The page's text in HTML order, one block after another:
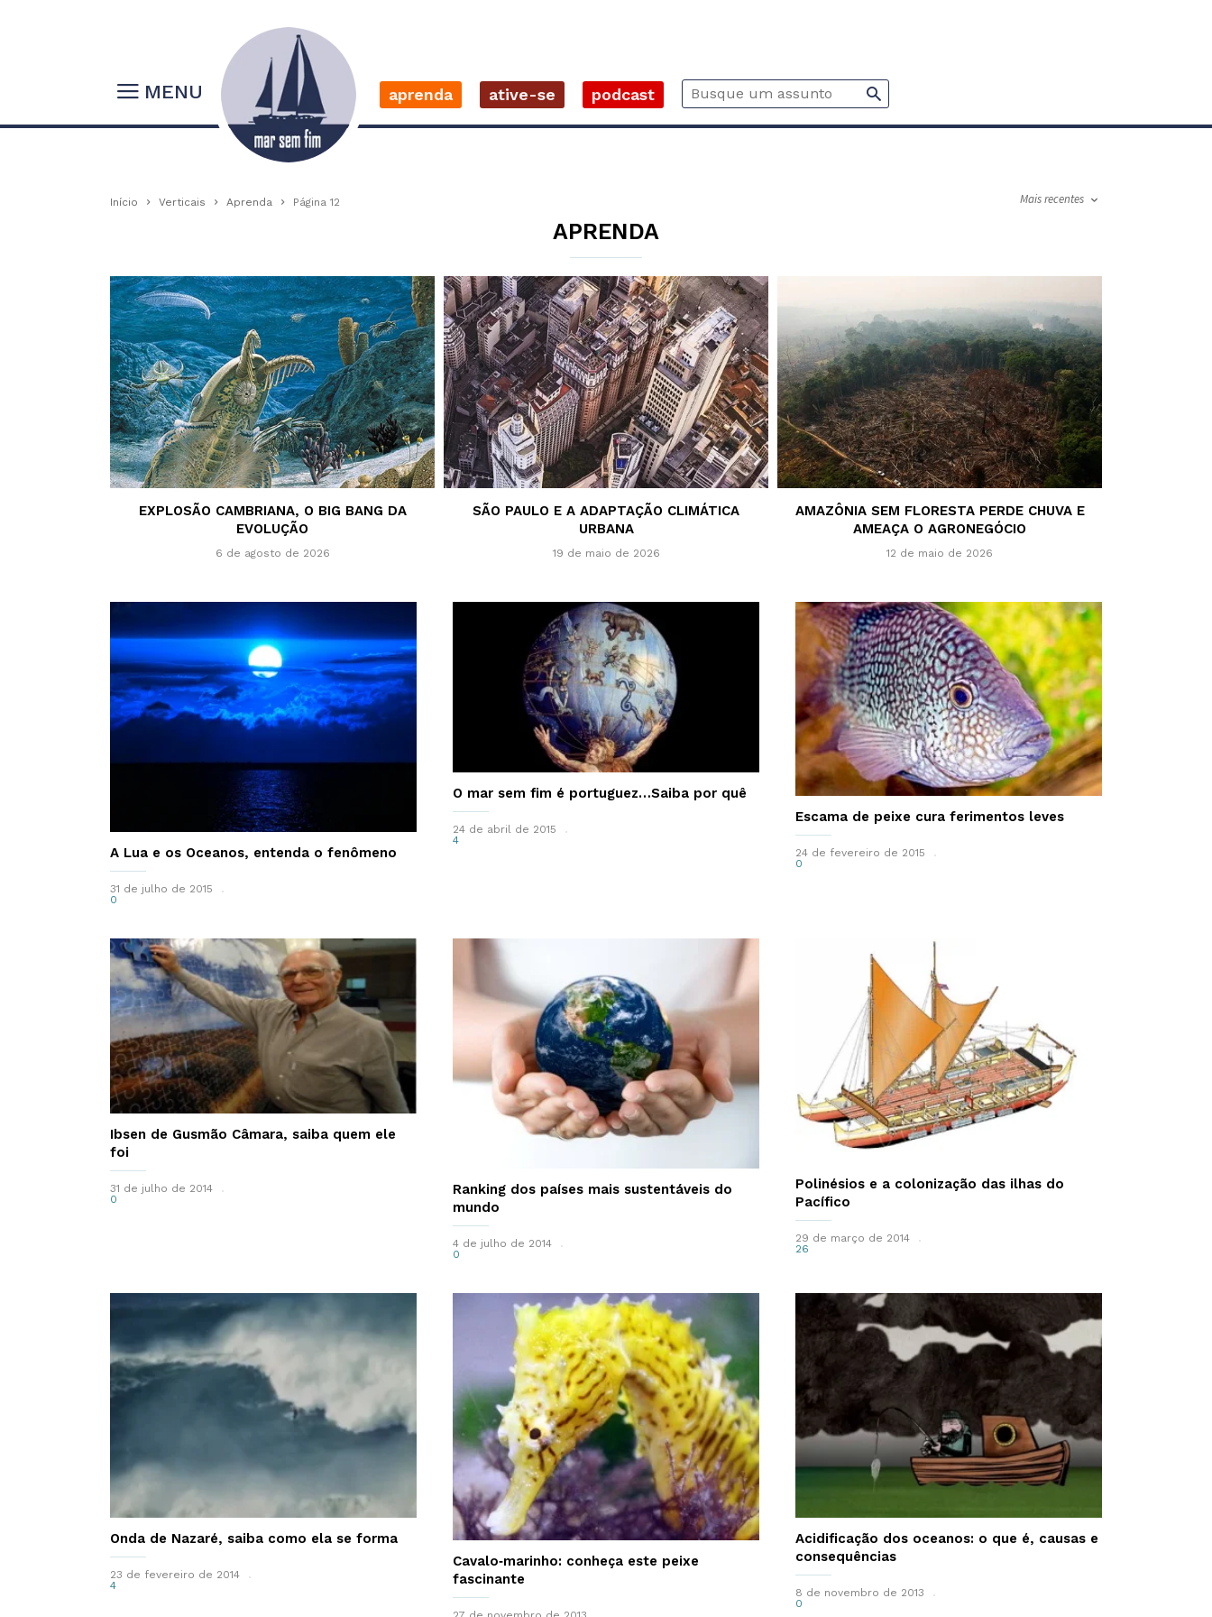
MENU aprenda ative-se podcast
Início Verticais Aprenda Página 12 Mais recentes
APRENDA
EXPLOSÃO CAMBRIANA, O BIG BANG DA
EVOLUÇÃO
6 de agosto de 2026
SÃO PAULO E A ADAPTAÇÃO CLIMÁTICA
URBANA
19 de maio de 2026
AMAZÔNIA SEM FLORESTA PERDE CHUVA E
AMEAÇA O AGRONEGÓCIO
12 de maio de 2026
A Lua e os Oceanos, entenda o fenômeno
31 de julho de 2015
0
O mar sem fim é portuguez…Saiba por quê
24 de abril de 2015
4
Escama de peixe cura ferimentos leves
24 de fevereiro de 2015
0
Ibsen de Gusmão Câmara, saiba quem ele
foi
31 de julho de 2014
0
Ranking dos países mais sustentáveis do
mundo
4 de julho de 2014
0
Polinésios e a colonização das ilhas do
Pacífico
29 de março de 2014
26
Onda de Nazaré, saiba como ela se forma
23 de fevereiro de 2014
4
Cavalo‑marinho: conheça este peixe
fascinante
Acidificação dos oceanos: o que é, causas e
consequências
8 de novembro de 2013
0